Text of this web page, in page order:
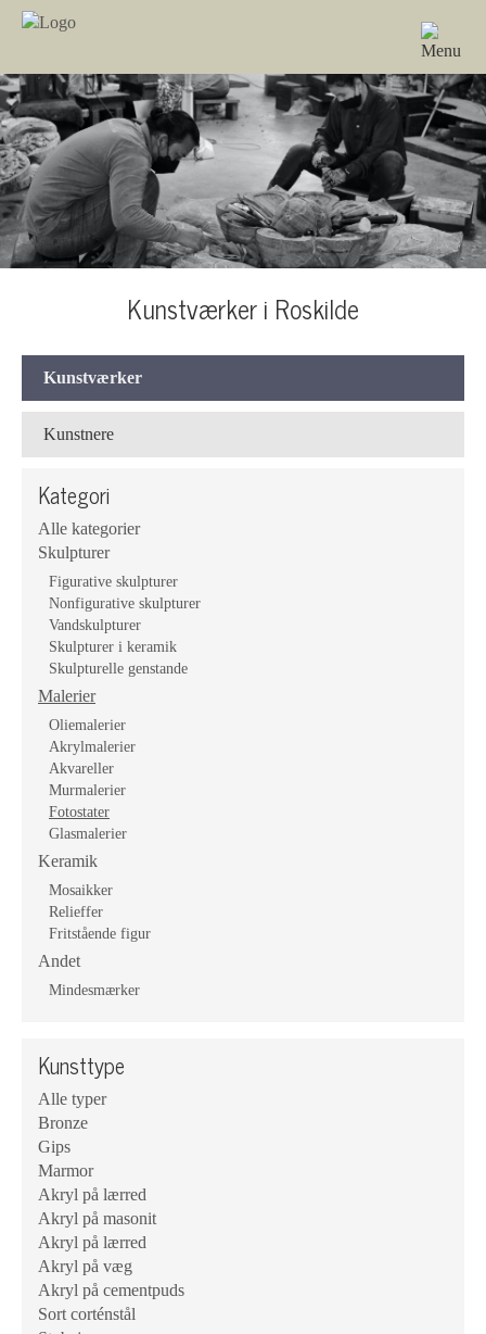
Kunstværker i Roskilde
Kunstværker
Kunstnere
Kategori
Alle kategorier
Skulpturer
Figurative skulpturer
Nonfigurative skulpturer
Vandskulpturer
Skulpturer i keramik
Skulpturelle genstande
Malerier
Oliemalerier
Akrylmalerier
Akvareller
Murmalerier
Fotostater
Glasmalerier
Keramik
Mosaikker
Relieffer
Fritstående figur
Andet
Mindesmærker
Kunsttype
Alle typer
Bronze
Gips
Marmor
Akryl på lærred
Akryl på masonit
Akryl på lærred
Akryl på væg
Akryl på cementpuds
Sort corténstål